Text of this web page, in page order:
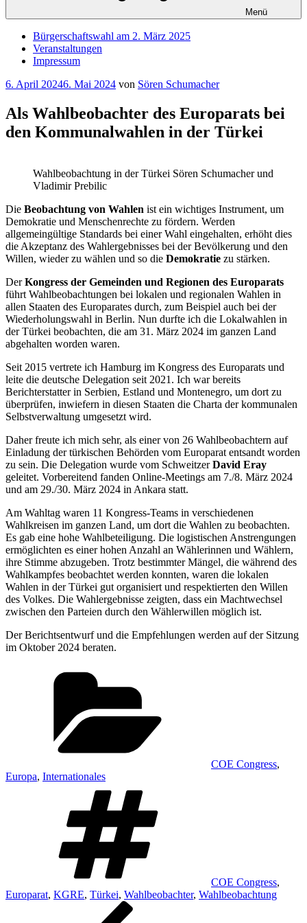
Menü
Bürgerschaftswahl am 2. März 2025
Veranstaltungen
Impressum
Veröffentlicht
6. April 20246. Mai 2024 von Sören Schumacher
Als Wahlbeobachter des Europarats bei
den Kommunalwahlen in der Türkei
Wahlbeobachtung in der Türkei Sören Schumacher und
Vladimir Prebilic
Die Beobachtung von Wahlen ist ein wichtiges Instrument, um
Demokratie und Menschenrechte zu fördern. Werden
allgemeingültige Standards bei einer Wahl eingehalten, erhöht dies
die Akzeptanz des Wahlergebnisses bei der Bevölkerung und den
Willen, wieder zu wählen und so die Demokratie zu stärken.
DerKongress der Gemeinden und Regionen des Europarats
führt Wahlbeobachtungen bei lokalen und regionalen Wahlen in
allen Staaten des Europarates durch, zum Beispiel auch bei der
Wiederholungswahl in Berlin. Nun durfte ich die Lokalwahlen in
der Türkei beobachten, die am 31. März 2024 im ganzen Land
abgehalten worden waren.
Seit 2015 vertrete ich Hamburg im Kongress des Europarats und
leite die deutsche Delegation seit 2021. Ich war bereits
Berichterstatter in Serbien, Estland und Montenegro, um dort zu
überprüfen, inwiefern in diesen Staaten die Charta der kommunalen
Selbstverwaltung umgesetzt wird.
Daher freute ich mich sehr, als einer von 26 Wahlbeobachtern auf
Einladung der türkischen Behörden vom Europarat entsandt worden
zu sein. Die Delegation wurde vom SchweitzerDavid Eray
geleitet. Vorbereitend fanden Online-Meetings am 7./8. März 2024
und am 29./30. März 2024 in Ankara statt.
Am Wahltag waren 11 Kongress-Teams in verschiedenen
Wahlkreisen im ganzen Land, um dort die Wahlen zu beobachten.
Es gab eine hohe Wahlbeteiligung. Die logistischen Anstrengungen
ermöglichten es einer hohen Anzahl an Wählerinnen und Wählern,
ihre Stimme abzugeben. Trotz bestimmter Mängel, die während des
Wahlkampfes beobachtet werden konnten, waren die lokalen
Wahlen in der Türkei gut organisiert und respektierten den Willen
des Volkes. Die Wahlergebnisse zeigten, dass ein Machtwechsel
zwischen den Parteien durch den Wählerwillen möglich ist.
Der Berichtsentwurf und die Empfehlungen werden auf der Sitzung
im Oktober 2024 beraten.
COE Congress,
Europa, Internationales
COE Congress,
Europarat, KGRE, Türkei, Wahlbeobachter, Wahlbeobachtung
Beitragsnavigation